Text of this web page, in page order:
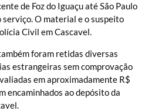
de Foz do Iguaçu até São Paulo
O material e o suspeito
Civil em Cascavel.
foram retidas diversas
estrangeiras sem comprovação
em aproximadamente R$
encaminhados ao depósito da